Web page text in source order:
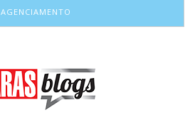
AGENCIAMENTO